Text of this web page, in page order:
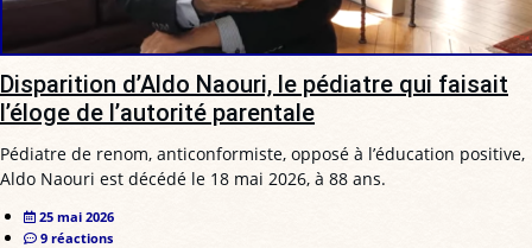
Disparition d’Aldo Naouri, le pédiatre qui faisait
l’éloge de l’autorité parentale
Pédiatre de renom, anticonformiste, opposé à l’éducation positive,
Aldo Naouri est décédé le 18 mai 2026, à 88 ans.
25 mai 2026
9 réactions